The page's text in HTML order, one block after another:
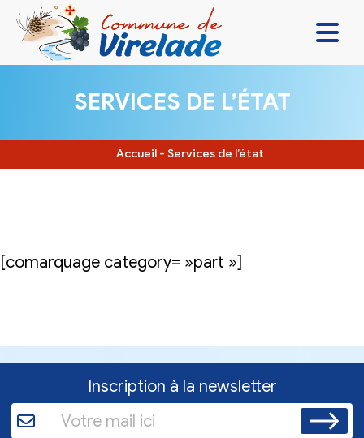
VIVRE ENSEMBLE
SE DIVERTIR
SERVICES DE L’ÉTAT
Accueil - Services de l’état
[comarquage category= »part »]
Inscription à la newsletter